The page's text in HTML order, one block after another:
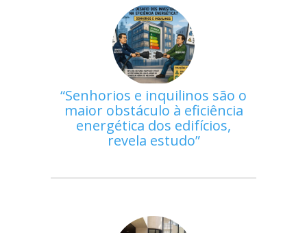
Senhorios e inquilinos são o
maior obstáculo à eficiência
energética dos edifícios,
revela estudo